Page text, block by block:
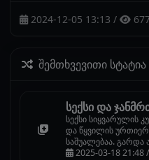
2024-12-05 13:13 /
შემთხვევითი სტატია
სექსი და
სექსი სიყვარულის
და წყვილის
საშუალებაა. გარდა
2025-03-18 21:48 /